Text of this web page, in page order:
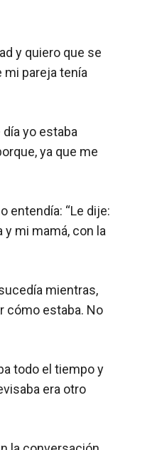
y quiero que se
mi pareja tenía
yo estaba
ya que me
entendía: “Le dije:
y mi mamá, con la
mientras,
cómo estaba. No
todo el tiempo y
era otro